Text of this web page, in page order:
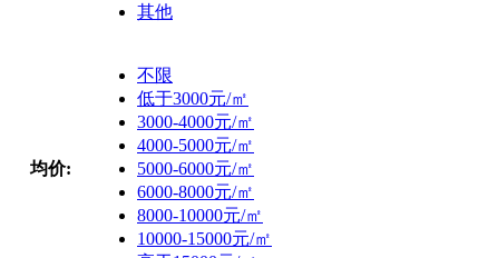
其他
均价:
不限
低于3000元/㎡
3000-4000元/㎡
4000-5000元/㎡
5000-6000元/㎡
6000-8000元/㎡
8000-10000元/㎡
10000-15000元/㎡